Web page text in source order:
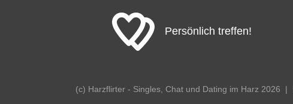
Persönlich treffen!
(c) Harzflirter - Singles, Chat und Dating im Harz 2026 |